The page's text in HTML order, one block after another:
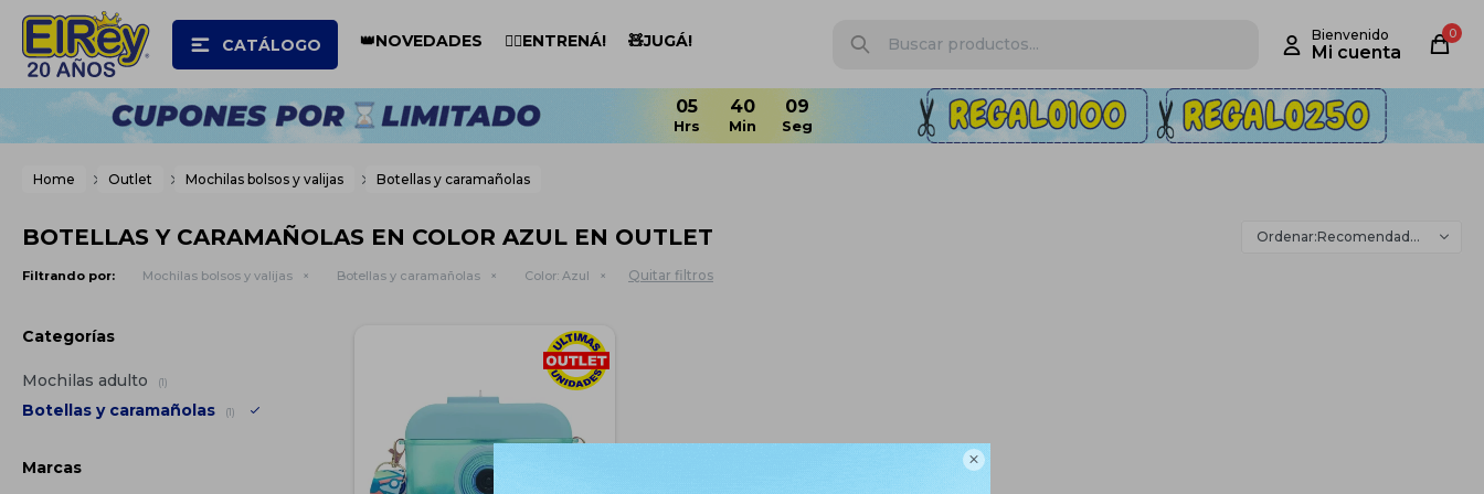

CATÁLOGO 👑NOVEDADES 🏋️‍♂️ENTRENÁ! 🧸JUGÁ! 0
05 40 08
Home Outlet Mochilas bolsos y valijas Botellas y caramañolas
BOTELLAS Y CARAMAÑOLAS EN COLOR AZUL EN OUTLET Recomendados
Filtrando por: Mochilas bolsos y valijas Botellas y caramañolas Color: Azul Quitar filtros
Categorías
Mochilas adulto (1)
Botellas y caramañolas (1)
Marcas